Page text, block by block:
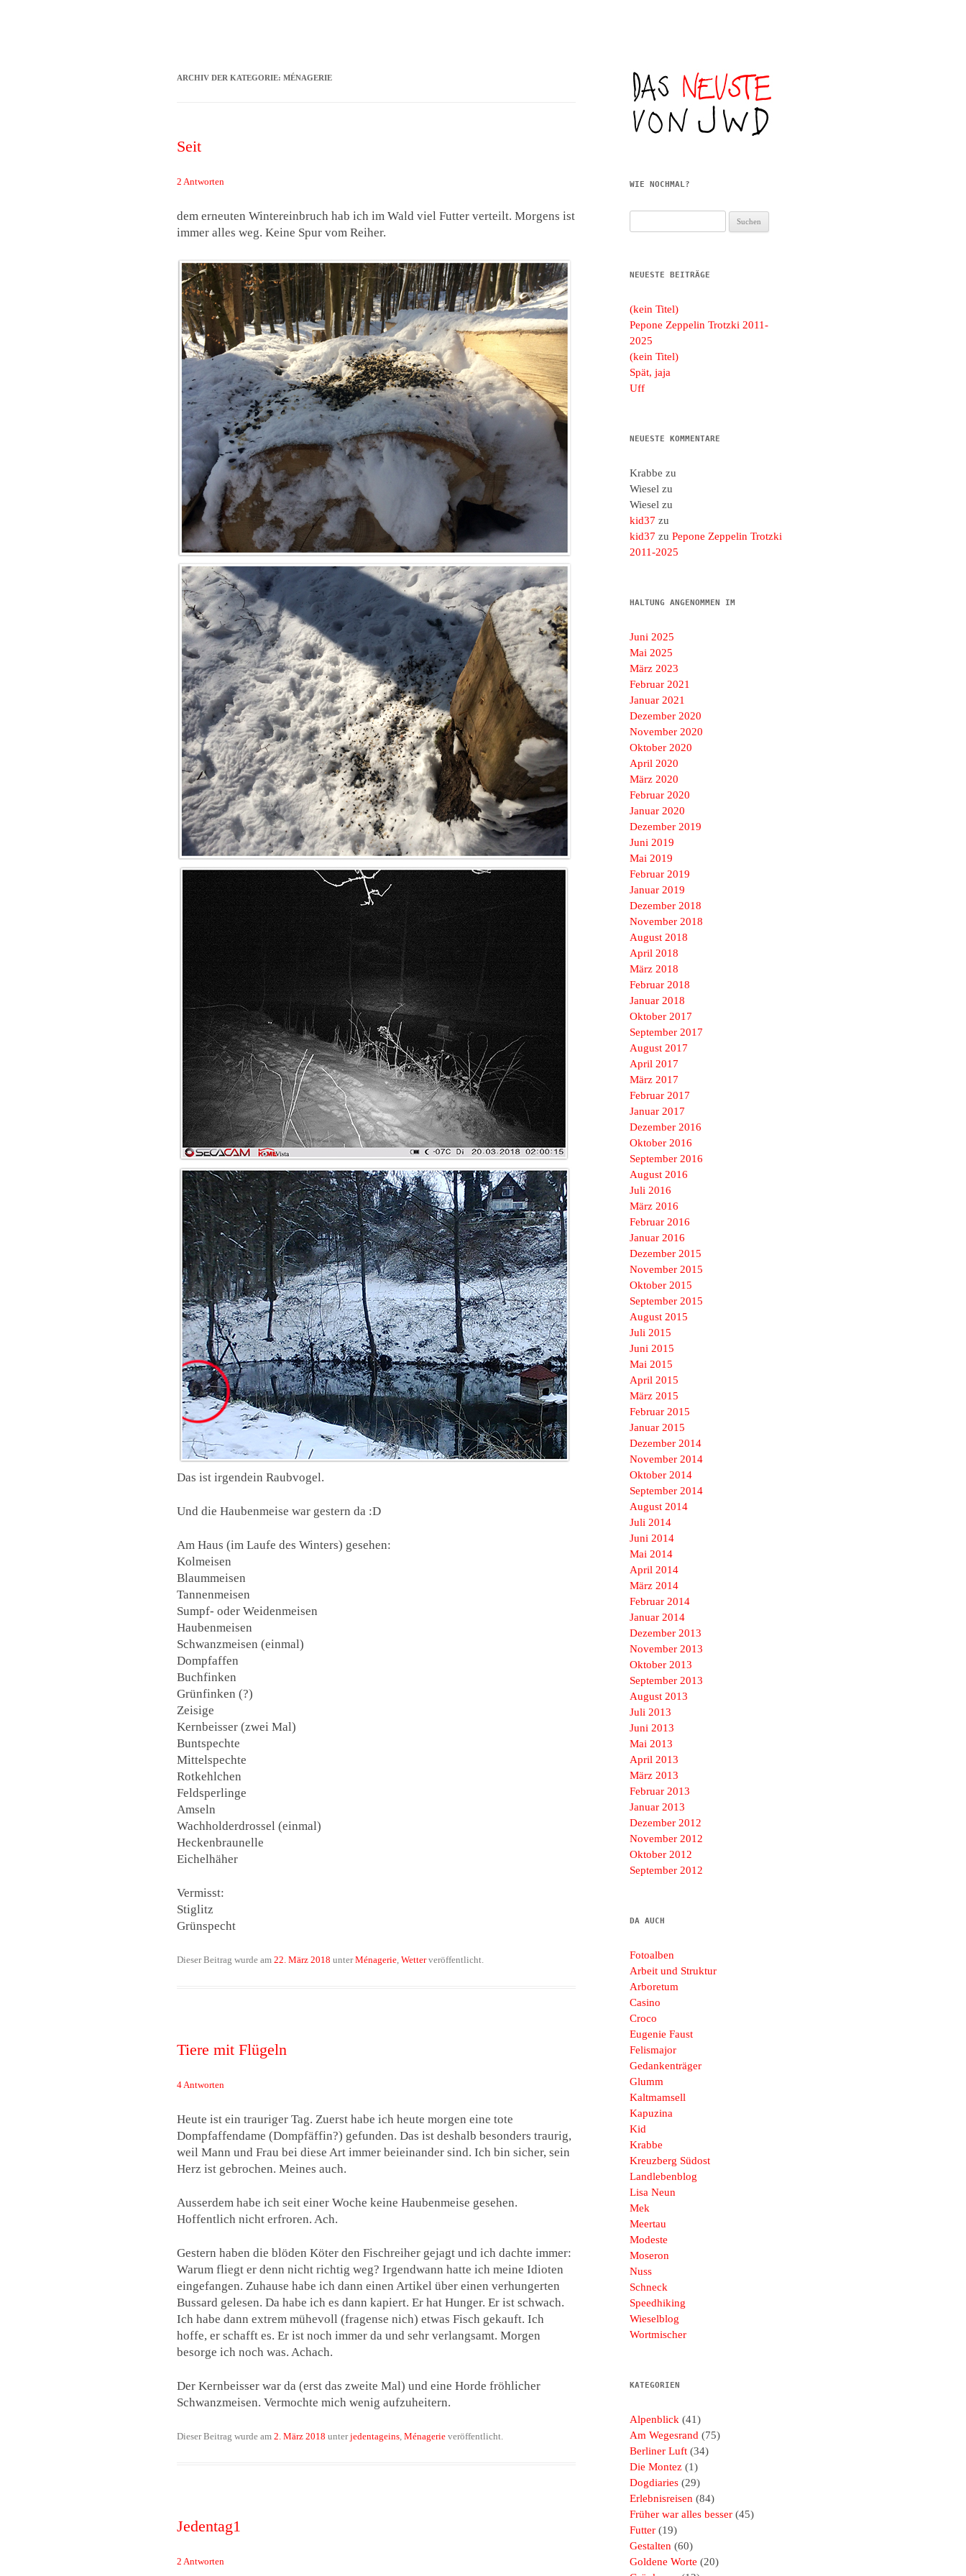
Das Neuste von JWD
ARCHIV DER KATEGORIE: MÉNAGERIE
Seit
2 Antworten
dem erneuten Wintereinbruch hab ich im Wald viel Futter verteilt. Morgens ist
immer alles weg. Keine Spur vom Reiher.
Das ist irgendein Raubvogel.
Und die Haubenmeise war gestern da :D
Am Haus (im Laufe des Winters) gesehen:
Kolmeisen
Blaummeisen
Tannenmeisen
Sumpf- oder Weidenmeisen
Haubenmeisen
Schwanzmeisen (einmal)
Dompfaffen
Buchfinken
Grünfinken (?)
Zeisige
Kernbeisser (zwei Mal)
Buntspechte
Mittelspechte
Rotkehlchen
Feldsperlinge
Amseln
Wachholderdrossel (einmal)
Heckenbraunelle
Eichelhäher
Vermisst:
Stiglitz
Grünspecht
Dieser Beitrag wurde am 22. März 2018 unterMénagerie, Wetterveröffentlicht.
Tiere mit Flügeln
4 Antworten
Heute ist ein trauriger Tag. Zuerst habe ich heute morgen eine tote
Dompfaffendame (Dompfäffin?) gefunden. Das ist deshalb besonders traurig,
weil Mann und Frau bei diese Art immer beieinander sind. Ich bin sicher, sein
Herz ist gebrochen. Meines auch.
Ausserdem habe ich seit einer Woche keine Haubenmeise gesehen.
Hoffentlich nicht erfroren. Ach.
Gestern haben die blöden Köter den Fischreiher gejagt und ich dachte immer:
Warum fliegt er denn nicht richtig weg? Irgendwann hatte ich meine Idioten
eingefangen. Zuhause habe ich dann einen Artikel über einen verhungerten
Bussard gelesen. Da habe ich es dann kapiert. Er hat Hunger. Er ist schwach.
Ich habe dann extrem mühevoll (fragense nich) etwas Fisch gekauft. Ich
hoffe, er schafft es. Er ist noch immer da und sehr verlangsamt. Morgen
besorge ich noch was. Achach.
Der Kernbeisser war da (erst das zweite Mal) und eine Horde fröhlicher
Schwanzmeisen. Vermochte mich wenig aufzuheitern.
Dieser Beitrag wurde am 2. März 2018 unterjedentageins, Ménagerieveröffentlicht.
Jedentag1
2 Antworten
WIE NOCHMAL?
nach:
NEUESTE BEITRÄGE
(kein Titel)
Pepone Zeppelin Trotzki 2011-
2025
(kein Titel)
Spät, jaja
Uff
NEUESTE KOMMENTARE
Krabbe zu
Wiesel zu
Wiesel zu
kid37 zu
kid37 zuPepone Zeppelin Trotzki
2011-2025
HALTUNG ANGENOMMEN IM
Juni 2025
Mai 2025
März 2023
Februar 2021
Januar 2021
Dezember 2020
November 2020
Oktober 2020
April 2020
März 2020
Februar 2020
Januar 2020
Dezember 2019
Juni 2019
Mai 2019
Februar 2019
Januar 2019
Dezember 2018
November 2018
August 2018
April 2018
März 2018
Februar 2018
Januar 2018
Oktober 2017
September 2017
August 2017
April 2017
März 2017
Februar 2017
Januar 2017
Dezember 2016
Oktober 2016
September 2016
August 2016
Juli 2016
März 2016
Februar 2016
Januar 2016
Dezember 2015
November 2015
Oktober 2015
September 2015
August 2015
Juli 2015
Juni 2015
Mai 2015
April 2015
März 2015
Februar 2015
Januar 2015
Dezember 2014
November 2014
Oktober 2014
September 2014
August 2014
Juli 2014
Juni 2014
Mai 2014
April 2014
März 2014
Februar 2014
Januar 2014
Dezember 2013
November 2013
Oktober 2013
September 2013
August 2013
Juli 2013
Juni 2013
Mai 2013
April 2013
März 2013
Februar 2013
Januar 2013
Dezember 2012
November 2012
Oktober 2012
September 2012
DA AUCH
Fotoalben
Arbeit und Struktur
Arboretum
Casino
Croco
Eugenie Faust
Felismajor
Gedankenträger
Glumm
Kaltmamsell
Kapuzina
Kid
Krabbe
Kreuzberg Südost
Landlebenblog
Lisa Neun
Mek
Meertau
Modeste
Moseron
Nuss
Schneck
Speedhiking
Wieselblog
Wortmischer
KATEGORIEN
Alpenblick (41)
Am Wegesrand (75)
Berliner Luft (34)
Die Montez (1)
Dogdiaries (29)
Erlebnisreisen (84)
Früher war alles besser (45)
Futter (19)
Gestalten (60)
Goldene Worte (20)